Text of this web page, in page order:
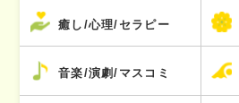
癒し/心理/セラピー
音楽/演劇/マスコミ